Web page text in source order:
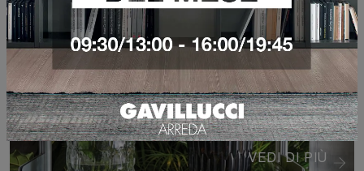
VEDI DI PIÙ
MATELASSÉ E JELLY